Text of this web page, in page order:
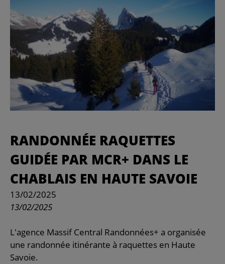
RANDONNÉE RAQUETTES
GUIDÉE PAR MCR+ DANS LE
CHABLAIS EN HAUTE SAVOIE
13/02/2025
13/02/2025
L'agence Massif Central Randonnées+ a organisée
une randonnée itinérante à raquettes en Haute
Savoie.